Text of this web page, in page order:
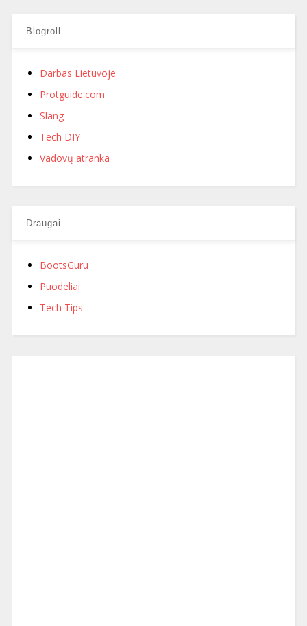
Blogroll
Darbas Lietuvoje
Protguide.com
Slang
Tech DIY
Vadovų atranka
Draugai
BootsGuru
Puodeliai
Tech Tips